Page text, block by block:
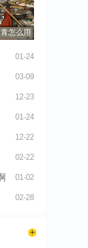
怎么用
01-24
03-09
12-23
01-24
12-22
02-22
01-02
02-28